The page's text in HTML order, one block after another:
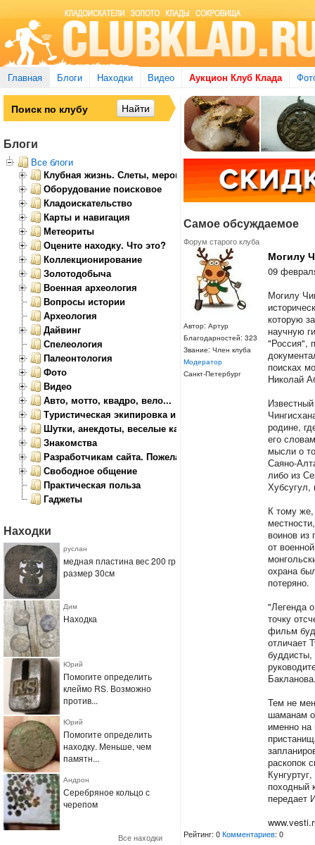
Главная Блоги Находки Видео Аукцион Клуб Клада
Самое обсуждаемое
Форум старого клуба
Автор: Артур
Благодарностей: 323
Звание: Член клуба
Модератор
Санкт-Петербург
Могилу
09
Могилу
которую
научную
"Россия",
поисках
Николай
родине,
его
мысли о
Саяно-
либо из
Хубсугул,
К тому же,
воинов из
от
охрана
потеряно.
"Легенда
точку
фильм
отличает
Тем не
шаманам
именно на
раскопок
походный
Рейтинг: 0Комментариев: 0
Блоги
Все блоги
Клубная жизнь. Слеты, мероприятия
Оборудование поисковое
Кладоискательство
Карты и навигация
Метеориты
Оцените находку. Что это?
Коллекционирование
Золотодобыча
Военная археология
Вопросы истории
Археология
Дайвинг
Спелеология
Палеонтология
Фото
Видео
Авто, мотто, квадро, вело...
Туристическая экипировка и снаряжение
Шутки, анекдоты, веселые картинки
Знакомства
Разработчикам сайта. Пожелания, замечания.
Свободное общение
Практическая польза
Гаджеты
Находки
руслан
медная пластина вес 200 гр
размер 30см
Дим
Находка
Юрий
Помогите определить
клеймо RS. Возможно
против...
Юрий
Помогите определить
находку. Меньше, чем
памятн...
Андрон
Серебряное кольцо с
черепом
Все находки